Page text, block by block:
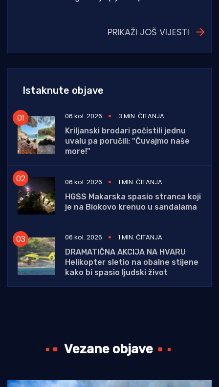
PRIKAŽI JOŠ VIJESTI
Istaknute objave
06 kol. 2026
3 MIN. ČITANJA
Kriljanski brodari počistili jednu
uvalu pa poručili: "Čuvajmo naše
more!"
06 kol. 2026
1 MIN. ČITANJA
HGSS Makarska spasio stranca koji
je na Biokovo krenuo u sandalama
06 kol. 2026
1 MIN. ČITANJA
DRAMATIČNA AKCIJA NA HVARU
Helikopter sletio na obalne stijene
kako bi spasio ljudski život
Vezane objave